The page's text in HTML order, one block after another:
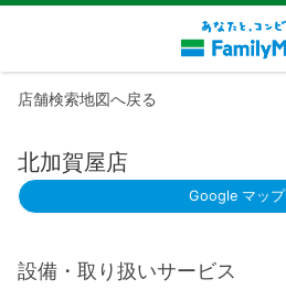
店舗検索地図へ戻る
北加賀屋店
Google マップ
設備・取り扱いサービス